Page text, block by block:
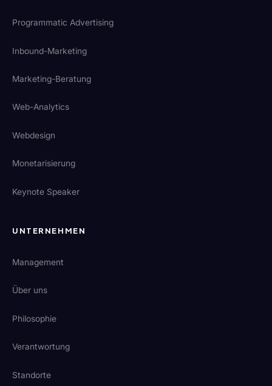
Programmatic Advertising
Inbound-Marketing
Marketing-Beratung
Web-Analytics
Webdesign
Monetarisierung
Keynote Speaker
UNTERNEHMEN
Management
Über uns
Philosophie
Verantwortung
Standorte